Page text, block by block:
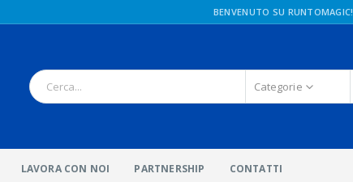
BENVENUTO SU RUNTOMAGIC!
Categorie
LAVORA CON NOI PARTNERSHIP CONTATTI